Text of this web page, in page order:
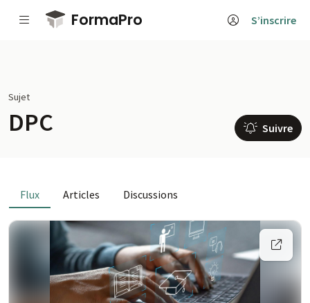
Passer au contenu principal
FormaPro S’inscrire
Sujet
DPC Suivre
Flux Articles Discussions